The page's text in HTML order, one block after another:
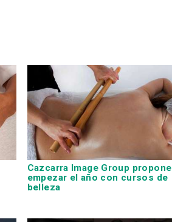
Cazcarra Image Group propone
empezar el año con cursos de
belleza